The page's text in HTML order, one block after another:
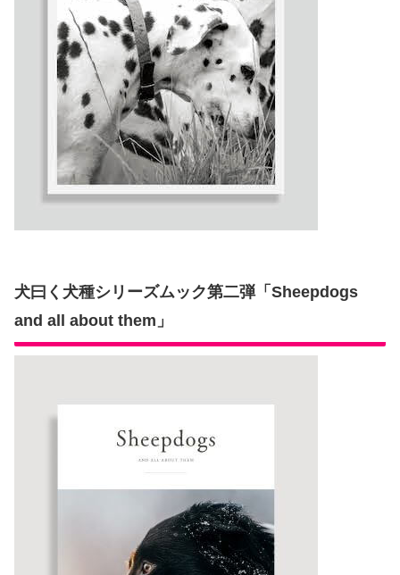
犬曰く犬種シリーズムック第二弾「Sheepdogs
and all about them」